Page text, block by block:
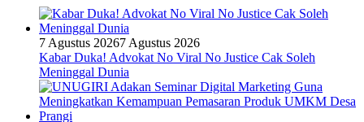
7 Agustus 20267 Agustus 2026
Kabar Duka! Advokat No Viral No Justice Cak Soleh
Meninggal Dunia